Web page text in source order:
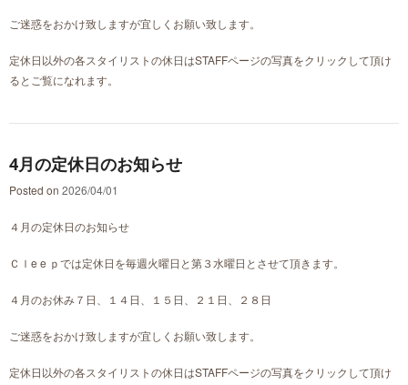
ご迷惑をおかけ致しますが宜しくお願い致します。
定休日以外の各スタイリストの休日はSTAFFページの写真をクリックして頂け
るとご覧になれます。
4月の定休日のお知らせ
Posted on 2026/04/01
４月の定休日のお知らせ
Ｃｌe e ｐでは定休日を毎週火曜日と第３水曜日とさせて頂きます。
４月のお休み７日、１４日、１５日、２１日、２８日
ご迷惑をおかけ致しますが宜しくお願い致します。
定休日以外の各スタイリストの休日はSTAFFページの写真をクリックして頂け